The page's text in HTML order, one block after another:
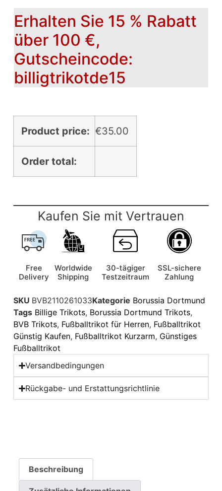
Erhalten Sie 15 % Rabatt
über 100 €,
Gutscheincode:
billigtrikotde15
Product price: €35.00
Order total:
Kaufen Sie mit Vertrauen
Free
Delivery
Worldwide
Shipping
30-tägiger
Testzeitraum
SSL-sichere
Zahlung
SKU BVB2110261033Kategorie Borussia Dortmund
Tags Billige Trikots, Borussia Dortmund Trikots,
BVB Trikots, Fußballtrikot für Herren, Fußballtrikot
Günstig Kaufen, Fußballtrikot Kurzarm, Günstiges
Fußballtrikot
Versandbedingungen
Rückgabe- und Erstattungsrichtlinie
Beschreibung